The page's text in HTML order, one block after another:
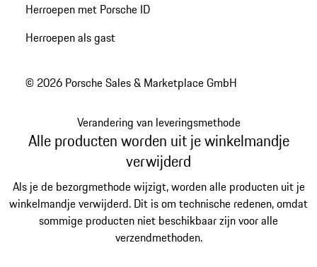
Herroepen met Porsche ID
Herroepen als gast
© 2026 Porsche Sales & Marketplace GmbH
Verandering van leveringsmethode
Alle producten worden uit je winkelmandje
verwijderd
Als je de bezorgmethode wijzigt, worden alle producten uit je
winkelmandje verwijderd. Dit is om technische redenen, omdat
sommige producten niet beschikbaar zijn voor alle
verzendmethoden.